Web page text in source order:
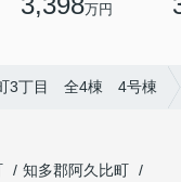
万円
3丁目 全4棟 4号棟
知多郡阿久比町